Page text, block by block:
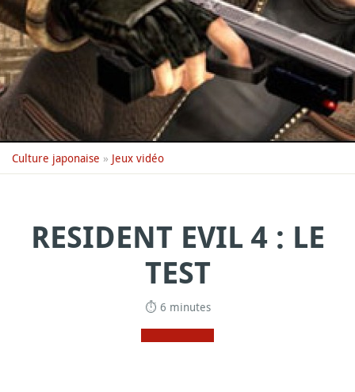
Culture japonaise » Jeux vidéo
RESIDENT EVIL 4 : LE
TEST
⏱ 6 minutes